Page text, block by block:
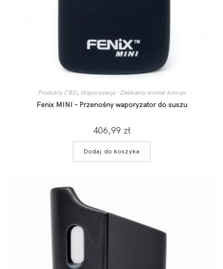
Produkty CBD, Waporyzacja – Delikatny aromat konopi
Fenix MINI – Przenośny waporyzator do suszu
406,99 zł
Dodaj do koszyka